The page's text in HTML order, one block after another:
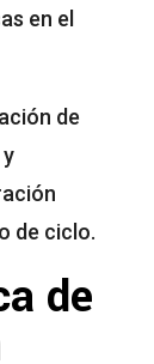
en el
de
de ciclo.
de